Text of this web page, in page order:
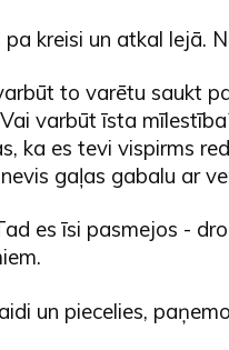
pa kreisi un atkal lejā.
to varētu saukt
varbūt īsta
ka es tevi vispirms
gaļas gabalu ar
es īsi pasmejos -
un piecelies,